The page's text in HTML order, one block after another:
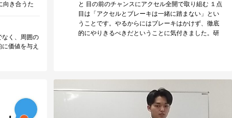
向き合うた
は、達成
なく、周囲の
価値を与え
得ることが
みの中で、
ェクトの目
く、プロジ
るリーダー
していって
と 目の前のチャンスにアクセル全開で取り組む １点
目は「アクセルとブレーキは一緒に踏まない」とい
うことです。やるからにはブレーキはかけず、徹底
的にやりきるべきだということに気付きました。研